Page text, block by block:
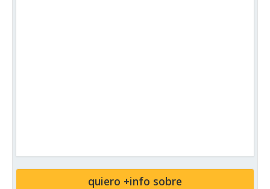
quiero +info sobre